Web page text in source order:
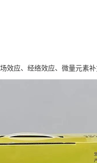
效应、经络效应、微量元素补